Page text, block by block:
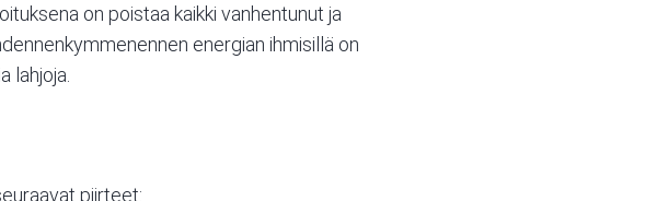
on poistaa kaikki vanhentunut ja
energian ihmisillä on
lahjoja.
piirteet: